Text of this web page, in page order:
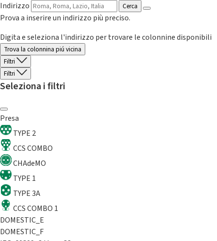
Indirizzo
Cerca
Prova a inserire un indirizzo più preciso.
Digita e seleziona l'indirizzo per trovare le colonnine disponibili
Trova la colonnina piú vicina
Filtri
Filtri
Seleziona i filtri
Presa
TYPE 2
CCS COMBO
CHAdeMO
TYPE 1
TYPE 3A
CCS COMBO 1
DOMESTIC_E
DOMESTIC_F